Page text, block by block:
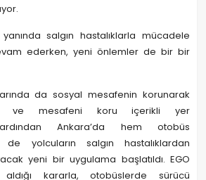
salgın hastalıklarla mücadele
ederken, yeni önlemler de bir bir
da sosyal mesafenin korunarak
ve mesafeni koru içerikli yer
ardından Ankara’da hem otobüs
yolcuların salgın hastalıklardan
yeni bir uygulama başlatıldı. EGO
kararla, otobüslerde sürücü